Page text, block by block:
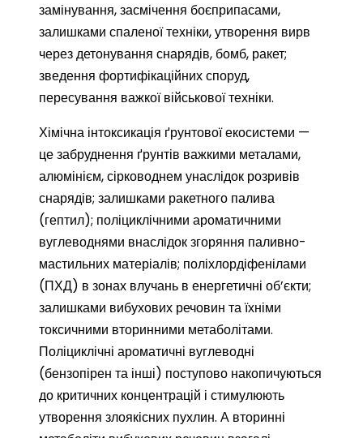
замінування, засмічення боєприпасами,
залишками спаленої техніки, утворення вирв
через детонування снарядів, бомб, ракет;
зведення фортифікаційних споруд,
пересування важкої військової техніки.
Хімічна інтоксикація ґрунтової екосистеми —
це забруднення ґрунтів важкими металами,
алюмінієм, сірководнем унаслідок розривів
снарядів; залишками ракетного палива
(гептил); поліциклічними ароматичними
вуглеводнями внаслідок згоряння паливно-
мастильних матеріалів; поліхлордіфенілами
(ПХД) в зонах влучань в енергетичні об’єкти;
залишками вибухових речовин та їхніми
токсичними вторинними метаболітами.
Поліциклічні ароматичні вуглеводні
(бензопірен та інші) поступово накопичуються
до критичних концентрацій і стимулюють
утворення злоякісних пухлин. А вторинні